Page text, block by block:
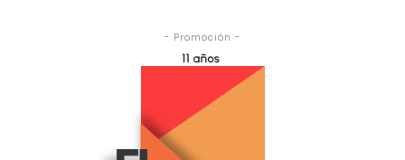
- Promoción -